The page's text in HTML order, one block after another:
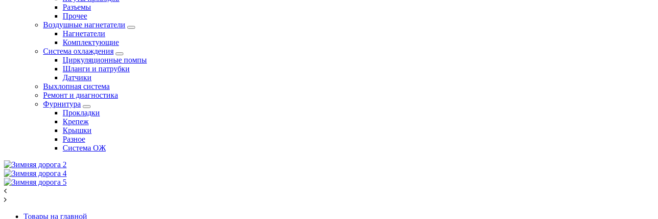
Разъемы
Прочее
Воздушные нагнетатели
Нагнетатели
Комплектующие
Система охлаждения
Циркуляционные помпы
Шланги и патрубки
Датчики
Выхлопная система
Ремонт и диагностика
Фурнитура
Прокладки
Крепеж
Крышки
Разное
Система ОЖ
Товары на главной